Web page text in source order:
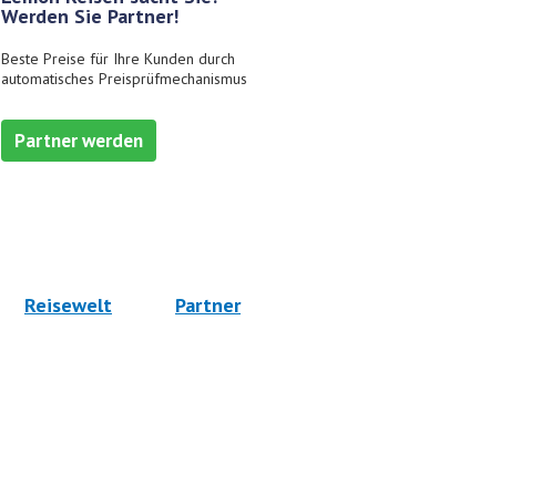
Werden Sie Partner!
Beste Preise für Ihre Kunden durch
automatisches Preisprüfmechanismus
Partner werden
Reisewelt Partner